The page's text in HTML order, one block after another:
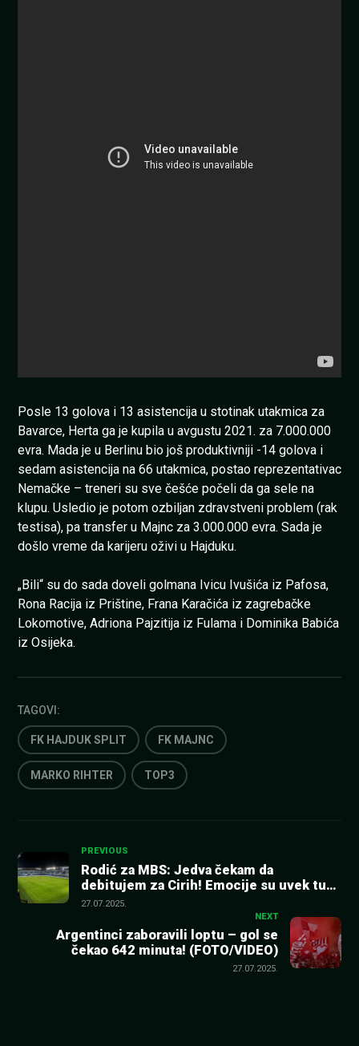
Posle 13 golova i 13 asistencija u stotinak utakmica za
Bavarce, Herta ga je kupila u avgustu 2021. za 7.000.000
evra. Mada je u Berlinu bio još produktivniji -14 golova i
sedam asistencija na 66 utakmica, postao reprezentativac
Nemačke – treneri su sve češće počeli da ga sele na
klupu. Usledio je potom ozbiljan zdravstveni problem (rak
testisa), pa transfer u Majnc za 3.000.000 evra. Sada je
došlo vreme da karijeru oživi u Hajduku.
„Bili“ su do sada doveli golmana Ivicu Ivušića iz Pafosa,
Rona Racija iz Prištine, Frana Karačića iz zagrebačke
Lokomotive, Adriona Pajzitija iz Fulama i Dominika Babića
iz Osijeka.
TAGOVI:
FK HAJDUK SPLIT FK MAJNC
MARKO RIHTER TOP3
Kretanje
članka
PREVIOUS
Rodić za MBS: Jedva čekam da
debitujem za Cirih! Emocije su uvek tu
kada igra moja Zvezda!
27.07.2025.
NEXT
Argentinci zaboravili loptu – gol se
čekao 642 minuta! (FOTO/VIDEO)
27.07.2025.